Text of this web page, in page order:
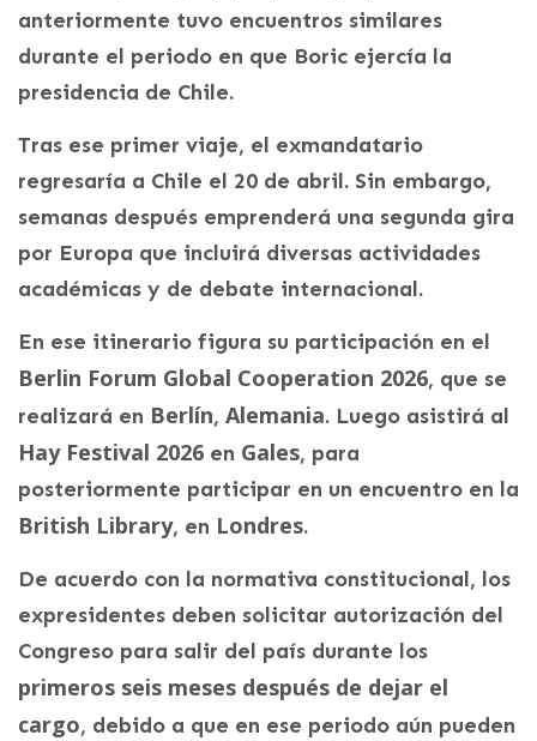
anteriormente tuvo encuentros similares
durante el periodo en que Boric ejercía la
presidencia de Chile.
Tras ese primer viaje, el exmandatario
regresaría a Chile el 20 de abril. Sin embargo,
semanas después emprenderá una segunda gira
por Europa que incluirá diversas actividades
académicas y de debate internacional.
En ese itinerario figura su participación en el
Berlin Forum Global Cooperation 2026, que se
realizará en Berlín, Alemania. Luego asistirá al
Hay Festival 2026 en Gales, para
posteriormente participar en un encuentro en la
British Library, en Londres.
De acuerdo con la normativa constitucional, los
expresidentes deben solicitar autorización del
Congreso para salir del país durante los
primeros seis meses después de dejar el
cargo, debido a que en ese periodo aún pueden